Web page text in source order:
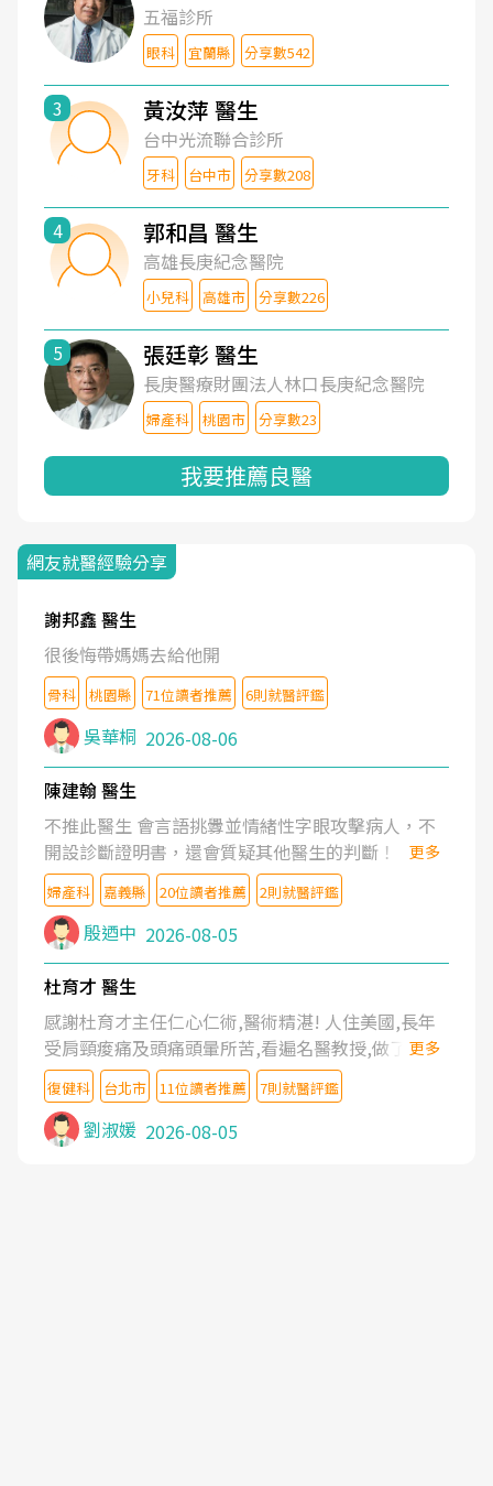
五福診所
眼科 宜蘭縣 分享數542
3 黃汝萍 醫生
台中光流聯合診所
牙科 台中市 分享數208
4 郭和昌 醫生
高雄長庚紀念醫院
小兒科 高雄市 分享數226
5 張廷彰 醫生
長庚醫療財團法人林口長庚紀念醫院
婦產科 桃園市 分享數23
我要推薦良醫
網友就醫經驗分享
謝邦鑫 醫生
很後悔帶媽媽去給他開
骨科 桃園縣 71位讀者推薦 6則就醫評鑑
吳華桐 2026-08-06
陳建翰 醫生
不推此醫生 會言語挑釁並情緒性字眼攻擊病人，不
開設診斷證明書，還會質疑其他醫生的判斷！
更多
婦產科 嘉義縣 20位讀者推薦 2則就醫評鑑
殷迺中 2026-08-05
杜育才 醫生
感謝杜育才主任仁心仁術,醫術精湛! 人住美國,長年
受肩頸痠痛及頭痛頭暈所苦,看遍名醫教授,做了各種
檢查,也嘗試過西醫打針,中醫針灸及物理徒手治療都
沒有用,後來連吃到嗎啡類止痛藥都效果有限,只是壓
症狀,沒多久就痛起來,多年失眠嚴重影響生活品質.
台灣親友介紹忠孝醫院杜育才主任是頸頭症候群專
更多
復健科 台北市 11位讀者推薦 7則就醫評鑑
劉淑媛 2026-08-05